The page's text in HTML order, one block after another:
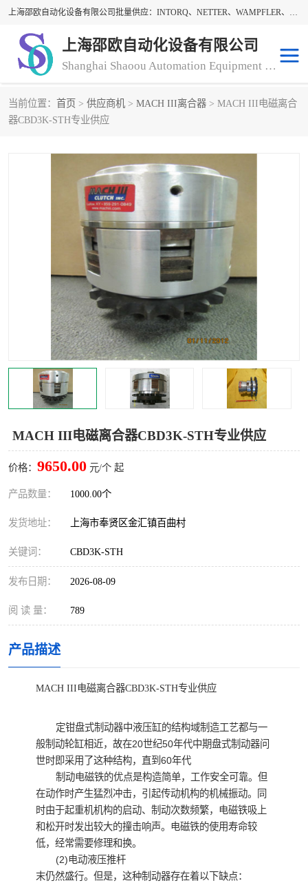
上海邵欧自动化设备有限公司批量供应：INTORQ、NETTER、WAMPFLER、WARNER、WICHITA、三菱离合器、warner离合器、NETTER振动器、WAMPFLER滑触线。上海邵欧自动化设备有限公司提供创新技术与产品解决方案，让客户享有高性价比，优质的产品和服务，我们坚持以持续技术和服务创新为客户不断创造价值。欢迎来电咨询！
上海邵欧自动化设备有限公司
Shanghai Shaoou Automation Equipment Co., Ltd
当前位置： 首页 > 供应商机 > MACH III离合器 > MACH III电磁离合
器CBD3K-STH专业供应
MACH III电磁离合器CBD3K-STH专业供应
价格： 9650.00 元/个 起
产品数量： 1000.00个
发货地址： 上海市奉贤区金汇镇百曲村
关键词： CBD3K-STH
发布日期： 2026-08-09
阅 读 量： 789
产品描述
MACH III电磁离合器CBD3K-STH专业供应
定钳盘式制动器中液压缸的结构域制造工艺都与一
般制动轮缸相近，故在20世纪50年代中期盘式制动器问
世时即采用了这种结构，直到60年代
制动电磁铁的优点是构造简单，工作安全可靠。但
在动作时产生猛烈冲击，引起传动机构的机械振动。同
时由于起重机机构的启动、制动次数频繁，电磁铁吸上
和松开时发出较大的撞击响声。电磁铁的使用寿命较
低，经常需要修理和换。
(2)电动液压推杆
末仍然盛行。但是，这种制动器存在着以下缺点：
warner离合器
NETTER振动器 minarik
三菱离合器
BISON GEAR DAYTON
LEESON ELECTRIC carlson制动器
MACH III离合器 CLEVELAND
Magnetic制动器 STEARNS制动器
WAMPFLER滑触线 BOSTON
WICHITA Cleveland 张力控制器
Warner Linear